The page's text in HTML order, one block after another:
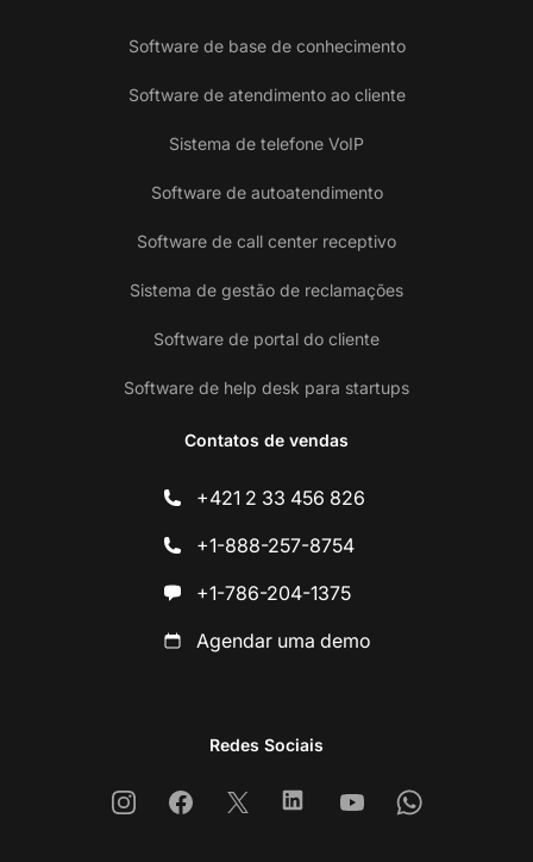
Software de base de conhecimento
Software de atendimento ao cliente
Sistema de telefone VoIP
Software de autoatendimento
Software de call center receptivo
Sistema de gestão de reclamações
Software de portal do cliente
Software de help desk para startups
Contatos de vendas
+421 2 33 456 826
+1-888-257-8754
+1-786-204-1375
Agendar uma demo
Redes Sociais
InstagramFacebook
X LinkedinYoutubeWhatsapp